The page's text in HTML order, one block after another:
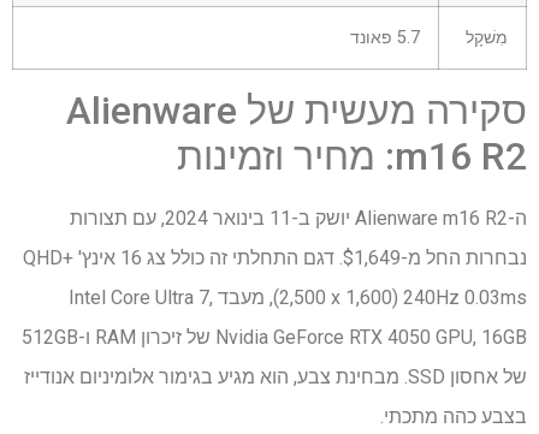
מִשׁקָל 5.7 פאונד
סקירה מעשית של Alienware
m16 R2: מחיר וזמינות
ה-Alienware m16 R2 יושק ב-11 בינואר 2024, עם תצורות
נבחרות החל מ-$1,649. דגם התחלתי זה כולל צג 16 אינץ' QHD+
(2,500 x 1,600) 240Hz 0.03ms, מעבד Intel Core Ultra 7,
Nvidia GeForce RTX 4050 GPU, 16GB של זיכרון RAM ו-512GB
של אחסון SSD. מבחינת צבע, הוא מגיע בגימור אלומיניום אנודייז
בצבע כהה מתכתי.